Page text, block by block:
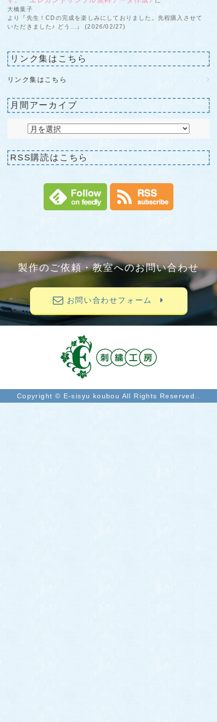
大橋葉子
より『先生！CDの完成を楽しみにしておりました。先程購入させて
いただきました♪ どう...』 (2026/02/27)
リンク集はこちら
リンク集はこちら
月間アーカイブ
RSS購読はこちら
製作のご依頼・教室へのお問い合わせ
お問い合わせフォーム
Copyright © E-sisyu koubou All Rights Reserved..